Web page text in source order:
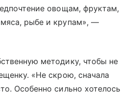
овощам, фруктам,
рыбе и крупам», —
методику, чтобы не
«Не скрою, сначала
Особенно сильно хотелось